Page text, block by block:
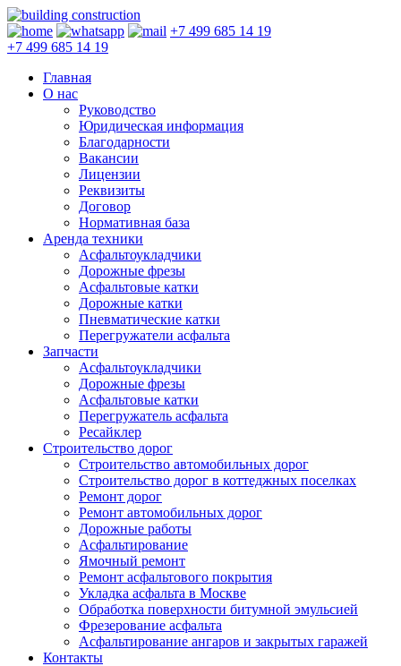
+7 499 685 14 19
+7 499 685 14 19
Главная
О нас
Руководство
Юридическая информация
Благодарности
Вакансии
Лицензии
Реквизиты
Договор
Нормативная база
Аренда техники
Асфальтоукладчики
Дорожные фрезы
Асфальтовые катки
Дорожные катки
Пневматические катки
Перегружатели асфальта
Запчасти
Асфальтоукладчики
Дорожные фрезы
Асфальтовые катки
Перегружатель асфальта
Ресайклер
Строительство дорог
Строительство автомобильных дорог
Строительство дорог в коттеджных поселках
Ремонт дорог
Ремонт автомобильных дорог
Дорожные работы
Асфальтирование
Ямочный ремонт
Ремонт асфальтового покрытия
Укладка асфальта в Москве
Обработка поверхности битумной эмульсией
Фрезерование асфальта
Асфальтирование ангаров и закрытых гаражей
Контакты